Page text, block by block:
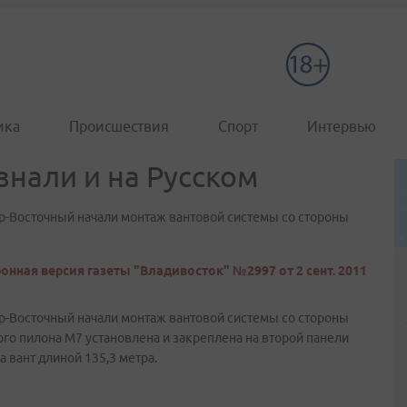
Происшествия Спорт Интервью
и на Русском
начали монтаж вантовой системы со стороны
версия газеты "Владивосток" №2997 от 2 сент. 2011
начали монтаж вантовой системы со стороны
пилона М7 установлена и закреплена на второй панели
вант длиной 135,3 метра.